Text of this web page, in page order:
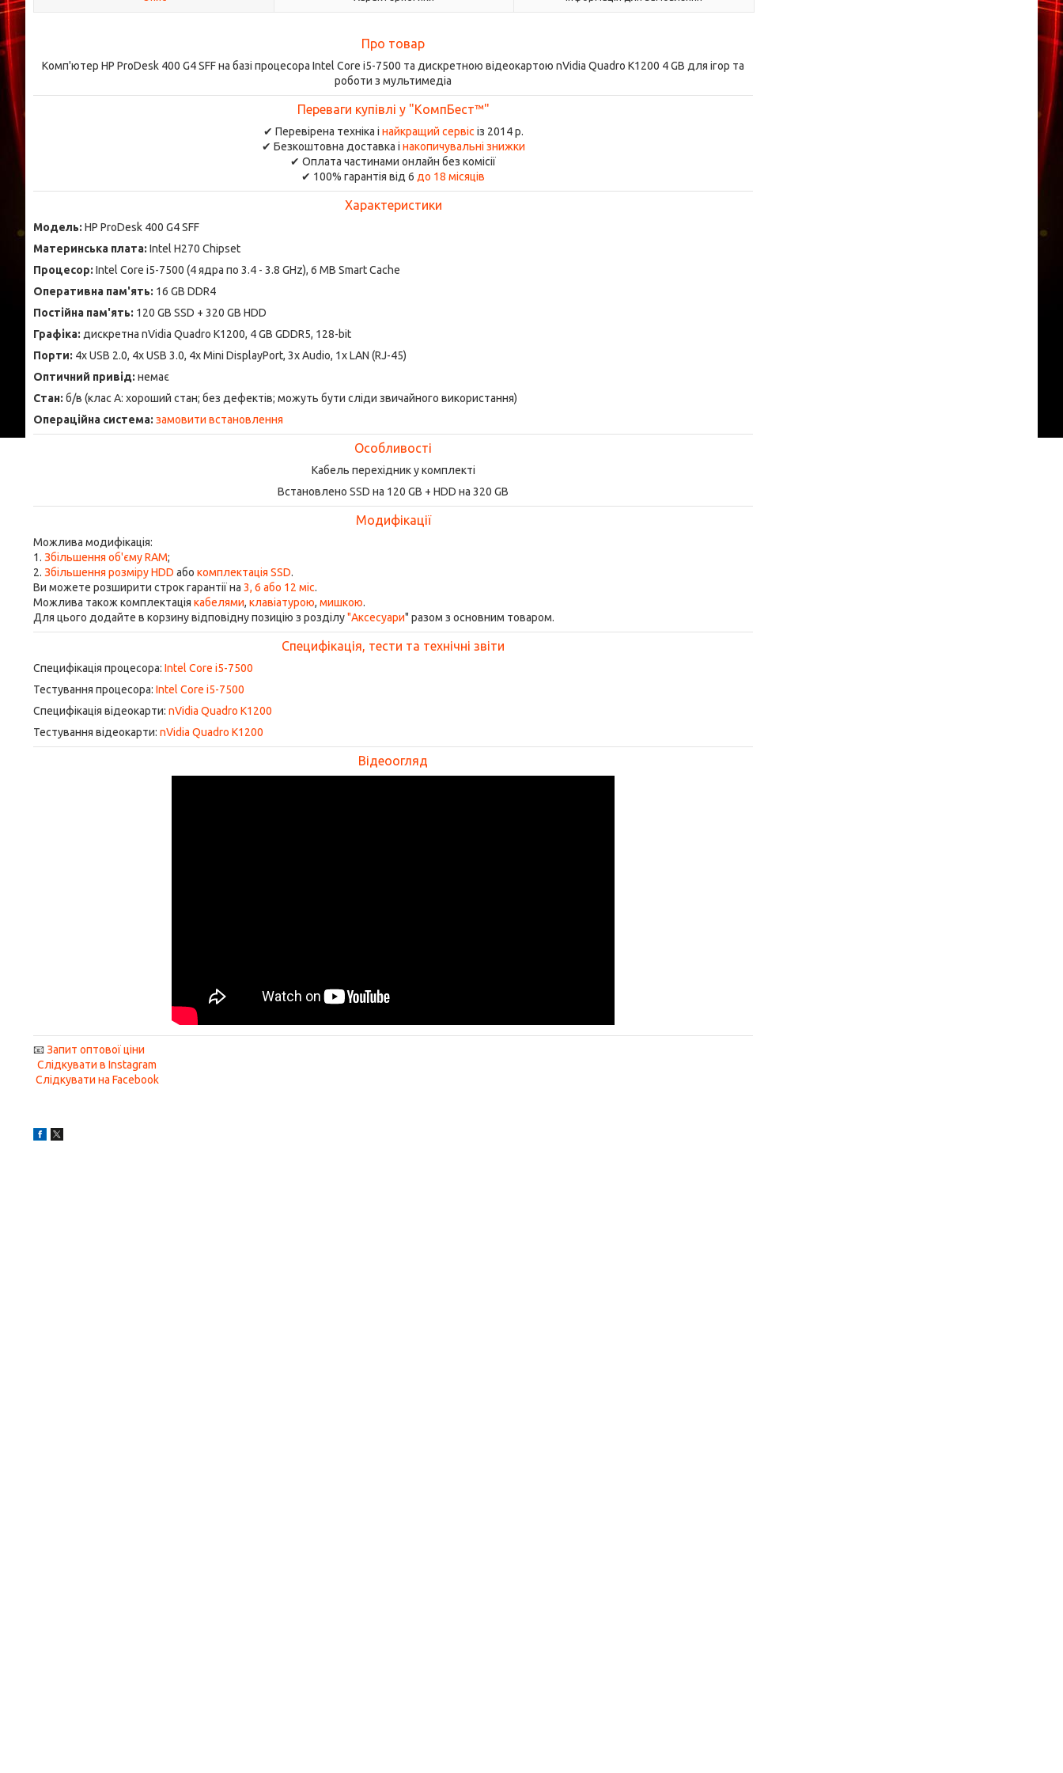
Про товар
Комп'ютер HP ProDesk 400 G4 SFF на базі процесора Intel Core i5-7500 та дискретною відеокартою nVidia Quadro K1200 4 GB для ігор та
роботи з мультимедіа
Переваги купівлі у "КомпБест™"
✔ Перевірена техніка і найкращий сервіс із 2014 р.
✔ Безкоштовна доставка і накопичувальні знижки
✔ Оплата частинами онлайн без комісії
✔ 100% гарантія від 6 до 18 місяців
Характеристики
Модель: HP ProDesk 400 G4 SFF
Материнська плата: Intel H270 Chipset
Процесор: Intel Core i5-7500 (4 ядра по 3.4 - 3.8 GHz), 6 MB Smart Cache
Оперативна пам'ять: 16 GB DDR4
Постійна пам'ять: 120 GB SSD + 320 GB HDD
Графіка: дискретна nVidia Quadro K1200, 4 GB GDDR5, 128-bit
Порти: 4x USB 2.0, 4x USB 3.0, 4x Mini DisplayPort, 3x Audio, 1x LAN (RJ-45)
Оптичний привід: немає
Стан: б/в (клас А: хороший стан; без дефектів; можуть бути сліди звичайного використання)
Операційна система: замовити встановлення
Особливості
Кабель перехідник у комплекті
Встановлено SSD на 120 GB + HDD на 320 GB
Модифікації
Можлива модифікація:
1. Збільшення об'єму RAM;
2. Збільшення розміру HDD або комплектація SSD.
Ви можете розширити строк гарантії на 3, 6 або 12 міс.
Можлива також комплектація кабелями, клавіатурою, мишкою.
Для цього додайте в корзину відповідну позицію з розділу"Аксесуари" разом з основним товаром.
Специфікація, тести та технічні звіти
Специфікація процесора: Intel Core i5-7500
Тестування процесора: Intel Core i5-7500
Специфікація відеокарти: nVidia Quadro K1200
Тестування відеокарти: nVidia Quadro K1200
Відеоогляд
📧Запит оптової ціни
Слідкувати в Instagram
Слідкувати на Facebook